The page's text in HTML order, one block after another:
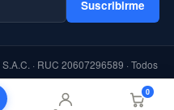
0
Suscribirme
· RUC 20607296589 · Todos